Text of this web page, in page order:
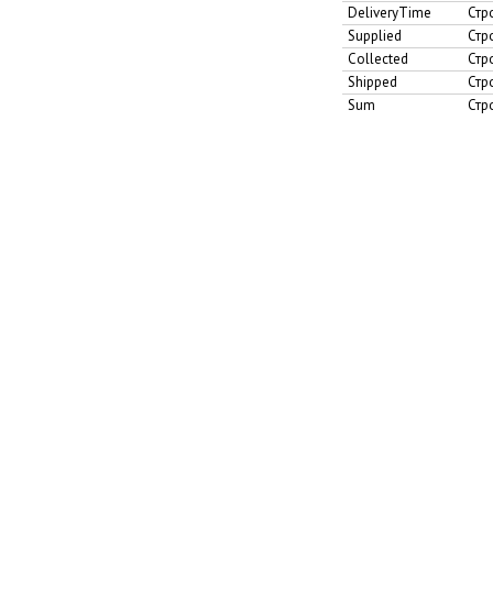
DeliveryTime
Supplied
Collected
Shipped
Sum